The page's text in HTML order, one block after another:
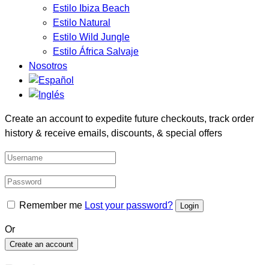
Estilo Ibiza Beach
Estilo Natural
Estilo Wild Jungle
Estilo África Salvaje
Nosotros
Create an account to expedite future checkouts, track order
history & receive emails, discounts, & special offers
Remember me Lost your password?
Or
Create an account